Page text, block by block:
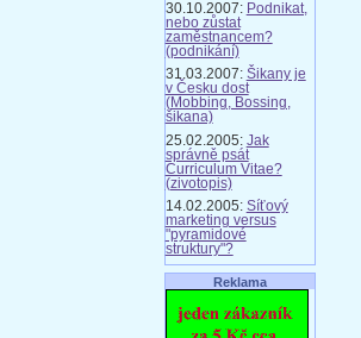
30.10.2007: Podnikat,
nebo zůstat
zaměstnancem?
(podnikání)
31.03.2007: Šikany je
v Česku dost
(Mobbing, Bossing,
šikana)
25.02.2005: Jak
správně psát
Curriculum Vitae?
(zivotopis)
14.02.2005: Síťový
marketing versus
"pyramidové
struktury"?
Reklama